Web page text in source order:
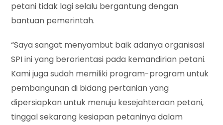
petani tidak lagi selalu bergantung dengan
bantuan pemerintah.
“Saya sangat menyambut baik adanya organisasi
SPI ini yang berorientasi pada kemandirian petani.
Kami juga sudah memiliki program-program untuk
pembangunan di bidang pertanian yang
dipersiapkan untuk menuju kesejahteraan petani,
tinggal sekarang kesiapan petaninya dalam